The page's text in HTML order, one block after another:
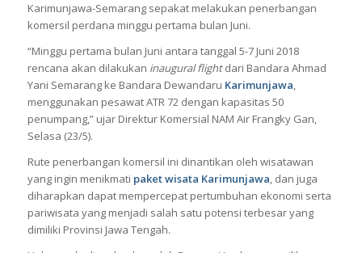
Karimunjawa-Semarang sepakat melakukan penerbangan
komersil perdana minggu pertama bulan Juni.
“Minggu pertama bulan Juni antara tanggal 5-7 Juni 2018
rencana akan dilakukan inaugural flightdari Bandara Ahmad
Yani Semarang ke Bandara Dewandaru Karimunjawa,
menggunakan pesawat ATR 72 dengan kapasitas 50
penumpang,” ujar Direktur Komersial NAM Air Frangky Gan,
Selasa (23/5).
Rute penerbangan komersil ini dinantikan oleh wisatawan
yang ingin menikmati paket wisata Karimunjawa, dan juga
diharapkan dapat mempercepat pertumbuhan ekonomi serta
pariwisata yang menjadi salah satu potensi terbesar yang
dimiliki Provinsi Jawa Tengah.